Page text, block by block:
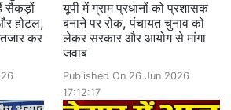
सैकड़ों
होटल,
कर
यूपी में ग्राम प्रधानों को प्रशासक
बनाने पर रोक, पंचायत चुनाव को
लेकर सरकार और आयोग से मांगा
जवाब
Published On 26 Jun 2026
17:12:17